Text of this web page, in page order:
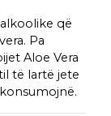
që
Pa
Aloe Vera
të lartë jete